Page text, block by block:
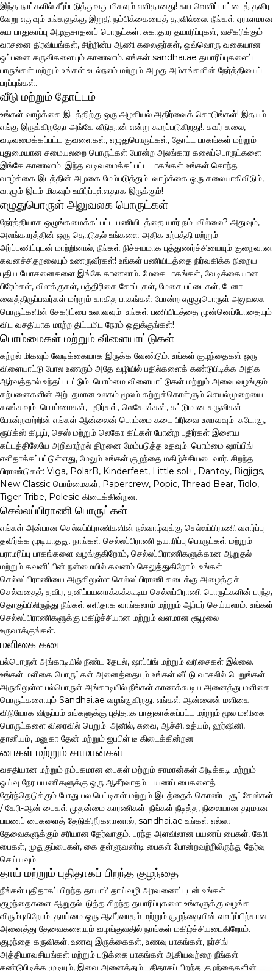
இந்த நாட்களில் சீர்ப்படுத்துவது மிகவும் எளிதானது! சுய வெளிப்பாட்டைத் தவிர
வேறு எதுவும் உங்களுக்கு இறுதி நம்பிக்கையைத் தரவில்லை. நீங்கள் ஏராளமான
சுய பாதுகாப்பு அழகுசாதனப் பொருட்கள், சுகாதார தயாரிப்புகள், வசீகரிக்கும்
வாசனை திரவியங்கள், சிற்றின்ப ஆணி கலைஞர்கள், ஒவ்வொரு வகையான
ஒப்பனை கருவிகளையும் காணலாம். எங்கள் sandhai.ae தயாரிப்புகளைப்
பாருங்கள் மற்றும் உங்கள் உடல்நலம் மற்றும் அழகு அம்சங்களின் நேர்த்தியைப்
பரப்புங்கள்.
வீடு மற்றும் தோட்டம்
உங்கள் வாழ்க்கை இடத்திற்கு ஒரு அழகியல் அதிர்வைக் கொடுங்கள்! இதயம்
எங்கு இருக்கிறதோ அங்கே வீடுதான் என்று கூறப்படுகிறது!. சுவர் கலை,
வடிவமைக்கப்பட்ட குவளைகள், எழுதுபொருட்கள், தோட்ட பாகங்கள் மற்றும்
புதுமையான சமையலறை பொருட்கள் போன்ற அலங்கார கலைப்பொருட்களை
இங்கே காணலாம். இந்த வடிவமைக்கப்பட்ட பாகங்கள் உங்கள் சொந்த
வாழ்க்கை இடத்தின் அழகை மேம்படுத்தும். வாழ்க்கை ஒரு கலையாகிவிடும்,
வாழும் இடம் மிகவும் உயிர்ப்புள்ளதாக இருக்கும்!
எழுதுபொருள் அலுவலக பொருட்கள்
நேர்த்தியாக ஒழுங்கமைக்கப்பட்ட பணியிடத்தை யார் நம்பவில்லை? அதுவும்,
அலங்காரத்தின் ஒரு தொடுதல் உங்களை அதிக உற்பத்தி மற்றும்
அர்ப்பணிப்புடன் மாற்றினால், நீங்கள் நிச்சயமாக புத்துணர்ச்சியையும் குறைவான
கவனச்சிதறலையும் உணருவீர்கள்! உங்கள் பணியிடத்தை நிர்வகிக்க நிறைய
புதிய யோசனைகளை இங்கே காணலாம். மேசை பாகங்கள், வேடிக்கையான
பிரேம்கள், விளக்குகள், பத்திரிகை கோப்புகள், மேசை பட்டைகள், பேனா
வைத்திருப்பவர்கள் மற்றும் காகித பாகங்கள் போன்ற எழுதுபொருள் அலுவலக
பொருட்களின் சேகரிப்பை உலாவவும். உங்கள் பணியிடத்தை முன்னெப்போதையும்
விட வசதியாக மாற்ற திட்டமிட நேரம் ஒதுக்குங்கள்!
பொம்மைகள் மற்றும் விளையாட்டுகள்
கற்றல் மிகவும் வேடிக்கையாக இருக்க வேண்டும். உங்கள் குழந்தைகள் ஒரு
விளையாட்டு போல உணரும் அதே வழியில் பதில்களைக் கண்டுபிடிக்க அதிக
ஆர்வத்தால் உந்தப்படட்டும். பொம்மை விளையாட்டுகள் மற்றும் அவை வழங்கும்
கற்பனைகளின் அற்புதமான உலகம் மூலம் கற்றுக்கொள்ளும் செயல்முறையை
கலக்கவும். பொம்மைகள், புதிர்கள், லெகோக்கள், கட்டுமான கருவிகள்
போன்றவற்றின் எங்கள் ஆன்லைன் பொம்மை கடை பிரிவை உலாவவும். சுடோகு,
ரூபிக்ஸ் கியூப், செஸ் மற்றும் லெகோ கிட்கள் போன்ற புதிர்கள் இளைய
கட்டத்திலேயே அறிவாற்றல் திறனை மேம்படுத்த உதவும். பொம்மை ஷாப்பிங்
எளிதாக்கப்பட்டுள்ளது, மேலும் உங்கள் குழந்தை மகிழ்ச்சியடைவார். சிறந்த
பிராண்டுகள்: Viga, PolarB, Kinderfeet, Little sol+, Dantoy, Bigjigs,
New Classic பொம்மைகள், Papercrew, Popic, Thread Bear, Tidlo,
Tiger Tribe, Polesie கிடைக்கின்றன.
செல்லப்பிராணி பொருட்கள்
எங்கள் அன்பான செல்லப்பிராணிகளின் நல்வாழ்வுக்கு செல்லப்பிராணி வளர்ப்பு
தவிர்க்க முடியாதது. நாங்கள் செல்லப்பிராணி தயாரிப்பு பொருட்கள் மற்றும்
பராமரிப்பு பாகங்களை வழங்குகிறோம், செல்லப்பிராணிகளுக்கான ஆறுதல்
மற்றும் கவனிப்பின் நன்மையில் கவனம் செலுத்துகிறோம். உங்கள்
செல்லப்பிராணியை அருகிலுள்ள செல்லப்பிராணி கடைக்கு அழைத்துச்
செல்வதைத் தவிர, தனிப்பயனாக்கக்கூடிய செல்லப்பிராணி பொருட்களின் பரந்த
தொகுப்பிலிருந்து நீங்கள் எளிதாக வாங்கலாம் மற்றும் ஆர்டர் செய்யலாம். உங்கள்
செல்லப்பிராணிகளுக்கு மகிழ்ச்சியான மற்றும் வளமான சூழலை
உருவாக்குங்கள்.
மளிகை கடை
பல்பொருள் அங்காடியில் நீண்ட தேடல், ஷாப்பிங் மற்றும் வரிசைகள் இல்லை.
உங்கள் மளிகை பொருட்கள் அனைத்தையும் உங்கள் வீட்டு வாசலில் பெறுங்கள்.
அருகிலுள்ள பல்பொருள் அங்காடியில் நீங்கள் காணக்கூடிய அனைத்து மளிகை
பொருட்களையும் Sandhai.ae வழங்குகிறது. எங்கள் ஆன்லைன் மளிகை
விநியோக விருப்பம் உங்களுக்கு புதிதாக பாதுகாக்கப்பட்ட மற்றும் மூல மளிகை
பொருட்களை விரைவில் பெறும். அனில், சுவை, ஆச்சி, உத்யம், ஹர்ஷினி,
தானியம், மனுகா தேன் மற்றும் ஐபபிள் டீ கிடைக்கின்றன
பைகள் மற்றும் சாமான்கள்
வசதியான மற்றும் நம்பகமான பைகள் மற்றும் சாமான்கள் அடிக்கடி மற்றும்
ஓய்வு நேர பயணிகளுக்கு ஒரு ஆசீர்வாதம். பயணப் பைகளைத்
தேர்ந்தெடுக்கும் போது பல பெட்டிகள் மற்றும் இடத்தைக் கொண்ட சூட்கேஸ்கள்
/ கேரி-ஆன் பைகள் முதன்மை காரணிகள். நீங்கள் நீடித்த, நிலையான தரமான
பயணப் பைகளைத் தேடுகிறீர்களானால், sandhai.ae உங்கள் எல்லா
தேவைகளுக்கும் சரியான தேர்வாகும். பரந்த அளவிலான பயணப் பைகள், கேரி
பைகள், முதுகுப்பைகள், கை தள்ளுவண்டி பைகள் போன்றவற்றிலிருந்து தேர்வு
செய்யவும்.
தாய் மற்றும் புதிதாகப் பிறந்த குழந்தை
நீங்கள் புதிதாகப் பிறந்த தாயா? தாய்வழி அரவணைப்புடன் உங்கள்
குழந்தைகளை ஆறுதல்படுத்த சிறந்த தயாரிப்புகளை உங்களுக்கு வழங்க
விரும்புகிறோம். தாய்மை ஒரு ஆசீர்வாதம் மற்றும் குழந்தையின் வளர்ப்பிற்கான
அனைத்து தேவைகளையும் வழங்குவதில் நாங்கள் மகிழ்ச்சியடைகிறோம்.
குழந்தை கருவிகள், உணவு இருக்கைகள், உணவு பாகங்கள், நர்சிங்
அத்தியாவசியங்கள் மற்றும் படுக்கை பாகங்கள் ஆகியவற்றை நீங்கள்
கண்டுபிடிக்க முடியும், இவை அனைத்தும் புதிதாகப் பிறந்த குழந்தைகளின்